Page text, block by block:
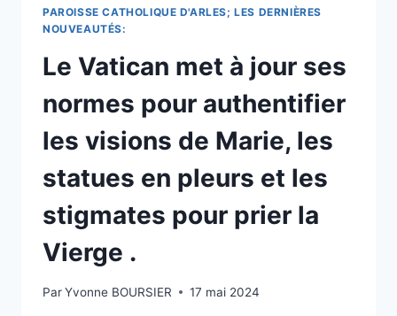
PRIÈRE
JOUR.
PAROISSE CATHOLIQUE D'ARLES; LES DERNIÈRES
NOUVEAUTÉS:
Le Vatican met à jour ses
normes pour authentifier
les visions de Marie, les
statues en pleurs et les
stigmates pour prier la
Vierge .
ParYvonne BOURSIER 17 mai 2024